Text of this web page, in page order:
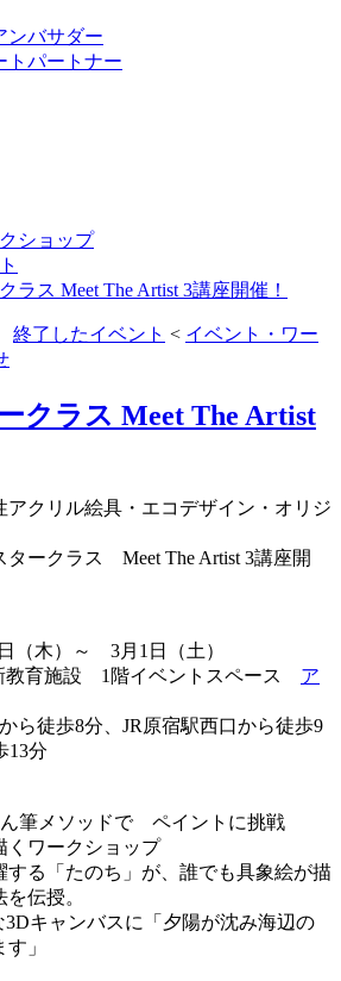
ンバサダー
トパートナー
ショップ
ラス Meet The Artist 3講座開催！
終了したイベント < イベント・ワー
クラス Meet The Artist
アクリル絵具・エコデザイン・オリジ
ークラス Meet The Artist 3講座開
（木）～ 3月1日（土）
教育施設 1階イベントスペース ア
ら徒歩8分、JR原宿駅西口から徒歩9
13分
ん筆メソッドで ペイントに挑戦
ワークショップ
する「たのち」が、誰でも具象絵が描
伝授。
3Dキャンバスに「夕陽が沈み海辺の
」